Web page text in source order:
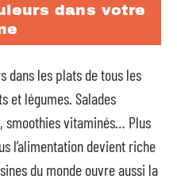
dans votre
dans les plats de tous les
et légumes. Salades
smoothies vitaminés… Plus
l’alimentation devient riche
du monde ouvre aussi la